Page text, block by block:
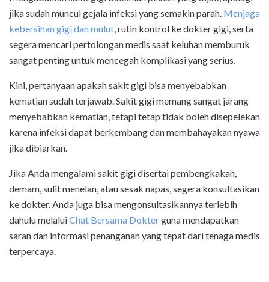
jika sudah muncul gejala infeksi yang semakin parah. Menjaga
kebersihan gigi dan mulut , rutin kontrol ke dokter gigi, serta
segera mencari pertolongan medis saat keluhan memburuk
sangat penting untuk mencegah komplikasi yang serius.
Kini, pertanyaan apakah sakit gigi bisa menyebabkan
kematian sudah terjawab. Sakit gigi memang sangat jarang
menyebabkan kematian, tetapi tetap tidak boleh disepelekan
karena infeksi dapat berkembang dan membahayakan nyawa
jika dibiarkan.
Jika Anda mengalami sakit gigi disertai pembengkakan,
demam, sulit menelan, atau sesak napas, segera konsultasikan
ke dokter. Anda juga bisa mengonsultasikannya terlebih
dahulu melaluiChat Bersama Dokterguna mendapatkan
saran dan informasi penanganan yang tepat dari tenaga medis
terpercaya.